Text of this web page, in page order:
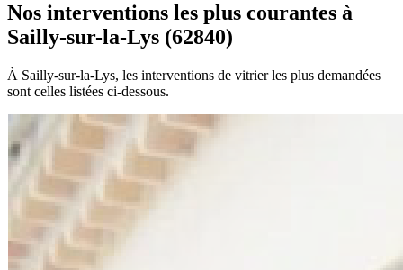
Nos interventions les plus courantes à
Sailly-sur-la-Lys (62840)
À Sailly-sur-la-Lys, les interventions de vitrier les plus demandées
sont celles listées ci-dessous.